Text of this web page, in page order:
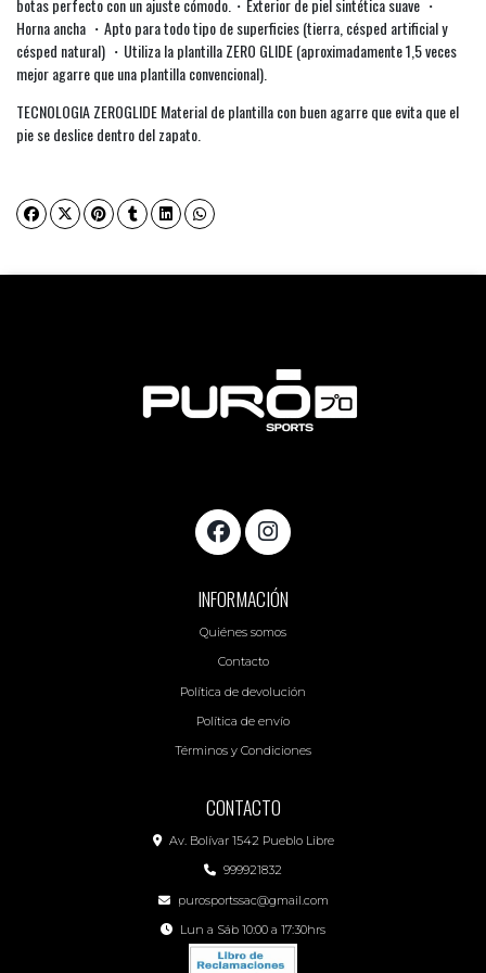
botas perfecto con un ajuste cómodo.・Exterior de piel sintética suave ・
Horna ancha ・Apto para todo tipo de superficies (tierra, césped artificial y
césped natural) ・Utiliza la plantilla ZERO GLIDE (aproximadamente 1,5 veces
mejor agarre que una plantilla convencional).
TECNOLOGIA ZEROGLIDE Material de plantilla con buen agarre que evita que el
pie se deslice dentro del zapato.
INFORMACIÓN
Quiénes somos
Contacto
Política de devolución
Política de envío
Términos y Condiciones
CONTACTO
Av. Bolívar 1542 Pueblo Libre
999921832
purosportssac@gmail.com
Lun a Sáb 10:00 a 17:30hrs